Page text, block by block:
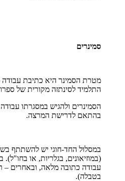
סמינרים
מטרת הסמינר היא כתיבת
התלמיד לסינתזה מקורית של
הסמינרים ולהגיש במסגרתו
בהתאם לדרישת המרצה.
במסלול החד-חוגי יש להשתתף
(במוזיאונים, בגלריות, או
עבודה כתובה מלאה, ובאחרים
בטבלה).